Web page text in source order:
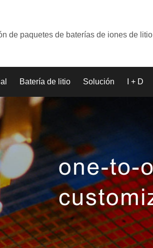
de paquetes de baterías de iones de litio
Batería de litio Solución I + D